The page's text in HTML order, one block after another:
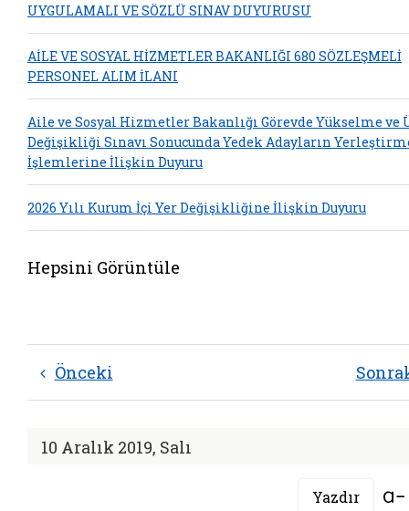
UYGULAMALI VE SÖZLÜ SINAV DUYURUSU
AİLE VE SOSYAL HİZMETLER BAKANLIĞI 680 SÖZLEŞMELİ
PERSONEL ALIM İLANI
Aile ve Sosyal Hizmetler Bakanlığı Görevde Yükselme ve
Değişikliği Sınavı Sonucunda Yedek Adayların
İşlemlerine İlişkin Duyuru
2026 Yılı Kurum İçi Yer Değişikliğine İlişkin Duyuru
Hepsini Görüntüle
Önceki
10 Aralık 2019, Salı
Yazdır